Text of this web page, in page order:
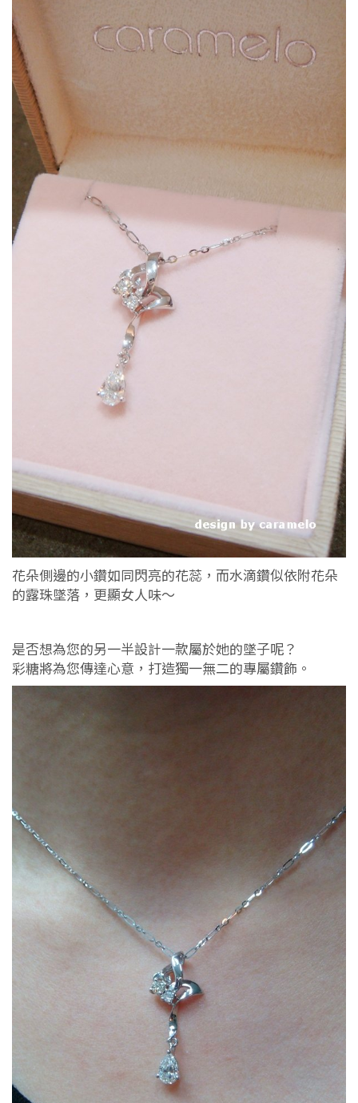
花朵側邊的小鑽如同閃亮的花蕊，而水滴鑽似依附花朵
的露珠墜落，更顯女人味～
是否想為您的另一半設計一款屬於她的墜子呢？
彩糖將為您傳達心意，打造獨一無二的專屬鑽飾。